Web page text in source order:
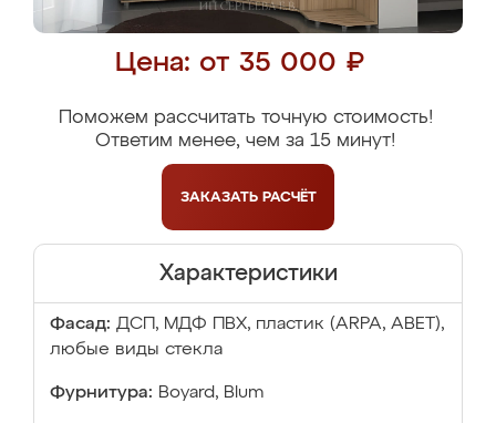
Цена: от 35 000 ₽
Поможем рассчитать точную стоимость!
Ответим менее, чем за 15 минут!
ЗАКАЗАТЬ РАСЧЁТ
Характеристики
Фасад: ДСП, МДФ ПВХ, пластик (ARPA, ABET),
любые виды стекла
Фурнитура: Boyard, Blum